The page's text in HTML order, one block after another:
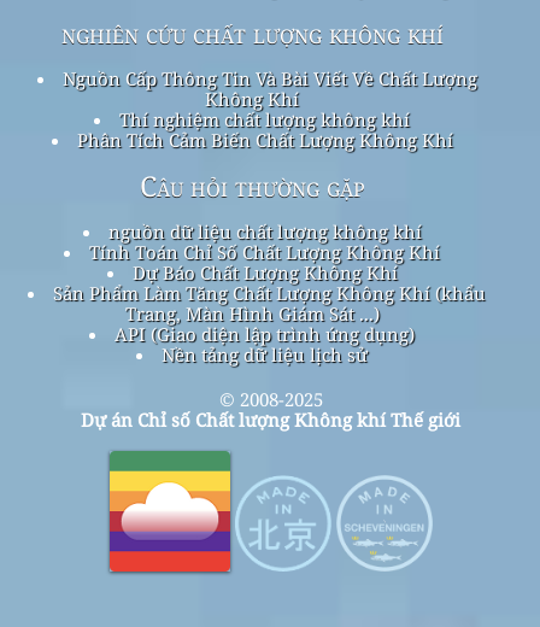
nghiên cứu chất lượng không khí
Nguồn Cấp Thông Tin Và Bài Viết Về Chất Lượng
Không Khí
Thí nghiệm chất lượng không khí
Phân Tích Cảm Biến Chất Lượng Không Khí
Câu hỏi thường gặp
nguồn dữ liệu chất lượng không khí
Tính Toán Chỉ Số Chất Lượng Không Khí
Dự Báo Chất Lượng Không Khí
Sản Phẩm Làm Tăng Chất Lượng Không Khí (khẩu
Trang, Màn Hình Giám Sát ...)
API (Giao diện lập trình ứng dụng)
Nền tảng dữ liệu lịch sử
© 2008-2025
Dự án Chỉ số Chất lượng Không khí Thế giới